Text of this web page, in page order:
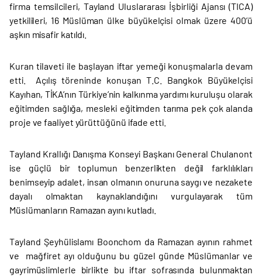
firma temsilcileri, Tayland Uluslararası İşbirliği Ajansı (TICA)
yetkilileri, 16 Müslüman ülke büyükelçisi olmak üzere 400’ü
aşkın misafir katıldı.
Kuran tilaveti ile başlayan iftar yemeği konuşmalarla devam
etti. Açılış töreninde konuşan T.C. Bangkok Büyükelçisi
Kayıhan, TİKA’nın Türkiye’nin kalkınma yardımı kuruluşu olarak
eğitimden sağlığa, mesleki eğitimden tarıma pek çok alanda
proje ve faaliyet yürüttüğünü ifade etti.
Tayland Krallığı Danışma Konseyi Başkanı General Chulanont
ise güçlü bir toplumun benzerlikten değil farklılıkları
benimseyip adalet, insan olmanın onuruna saygı ve nezakete
dayalı olmaktan kaynaklandığını vurgulayarak tüm
Müslümanların Ramazan ayını kutladı.
Tayland Şeyhülislamı Boonchom da Ramazan ayının rahmet
ve mağfiret ayı olduğunu bu güzel günde Müslümanlar ve
gayrimüslimlerle birlikte bu iftar sofrasında bulunmaktan